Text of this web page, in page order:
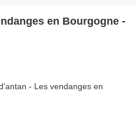
en Bourgogne -